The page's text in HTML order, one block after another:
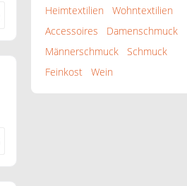
Heimtextilien
Wohntextilien
Accessoires
Damenschmuck
Männerschmuck
Schmuck
Feinkost
Wein